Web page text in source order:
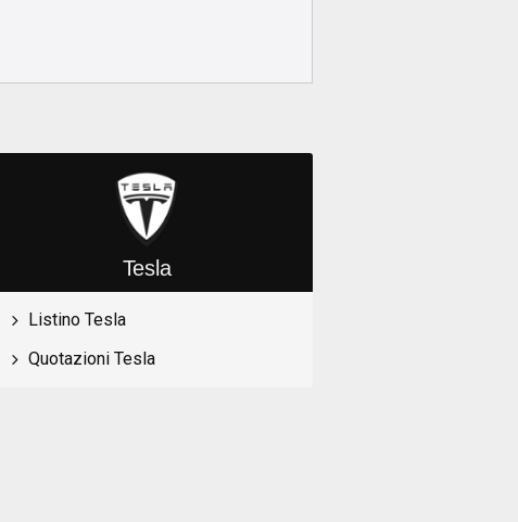
Tesla
Listino Tesla
Quotazioni Tesla